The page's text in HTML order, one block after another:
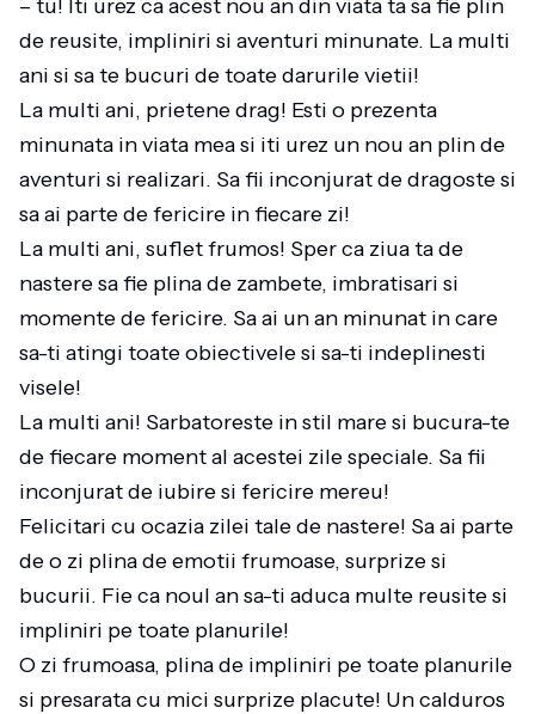
– tu! Iti urez ca acest nou an din viata ta sa fie plin
de reusite, impliniri si aventuri minunate. La multi
ani si sa te bucuri de toate darurile vietii!
La multi ani, prietene drag! Esti o prezenta
minunata in viata mea si iti urez un nou an plin de
aventuri si realizari. Sa fii inconjurat de dragoste si
sa ai parte de fericire in fiecare zi!
La multi ani, suflet frumos! Sper ca ziua ta de
nastere sa fie plina de zambete, imbratisari si
momente de fericire. Sa ai un an minunat in care
sa-ti atingi toate obiectivele si sa-ti indeplinesti
visele!
La multi ani! Sarbatoreste in stil mare si bucura-te
de fiecare moment al acestei zile speciale. Sa fii
inconjurat de iubire si fericire mereu!
Felicitari cu ocazia zilei tale de nastere! Sa ai parte
de o zi plina de emotii frumoase, surprize si
bucurii. Fie ca noul an sa-ti aduca multe reusite si
impliniri pe toate planurile!
O zi frumoasa, plina de impliniri pe toate planurile
si presarata cu mici surprize placute! Un calduros